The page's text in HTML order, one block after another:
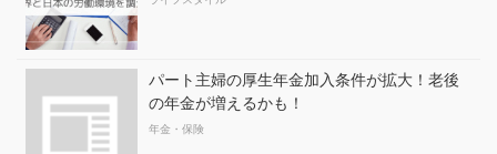
パート主婦の厚生年金加入条件が拡大！老後
の年金が増えるかも！
年金・保険